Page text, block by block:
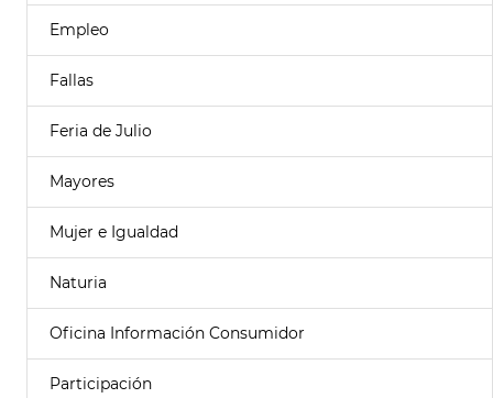
Empleo
Fallas
Feria de Julio
Mayores
Mujer e Igualdad
Naturia
Oficina Información Consumidor
Participación